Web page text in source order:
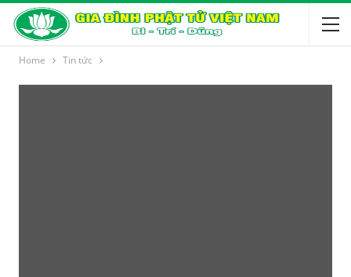
Home Tin tức